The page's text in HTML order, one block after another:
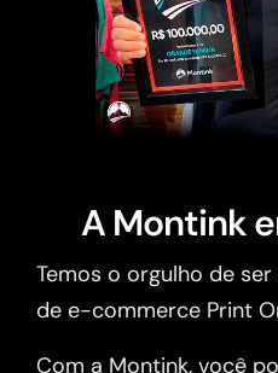
A Montink
Temos o orgulho de
de e-commerce Print
Com a Montink, você